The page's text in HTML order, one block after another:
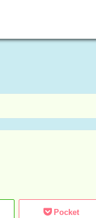
Pocket